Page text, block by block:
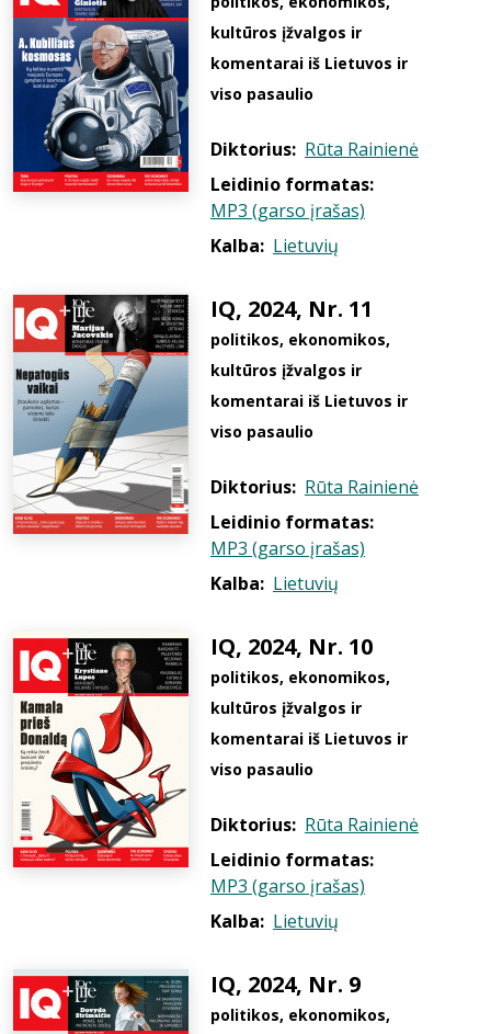
kultūros įžvalgos ir
komentarai iš Lietuvos ir
viso pasaulio
Diktorius: Rūta Rainienė
Leidinio formatas:
MP3 (garso įrašas)
Kalba: Lietuvių
IQ, 2024, Nr. 11
politikos, ekonomikos,
kultūros įžvalgos ir
komentarai iš Lietuvos ir
viso pasaulio
Diktorius: Rūta Rainienė
Leidinio formatas:
MP3 (garso įrašas)
Kalba: Lietuvių
IQ, 2024, Nr. 10
politikos, ekonomikos,
kultūros įžvalgos ir
komentarai iš Lietuvos ir
viso pasaulio
Diktorius: Rūta Rainienė
Leidinio formatas:
MP3 (garso įrašas)
Kalba: Lietuvių
IQ, 2024, Nr. 9
politikos, ekonomikos,